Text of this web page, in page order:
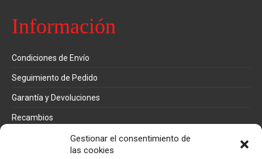
Gestionar el consentimiento de
las cookies
Información
Condiciones de Envío
Seguimiento de Pedido
Garantía y Devoluciones
Recambios
Métodos de pago